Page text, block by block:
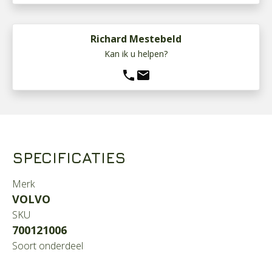
Richard Mestebeld
Kan ik u helpen?
phone mail
SPECIFICATIES
Merk
VOLVO
SKU
700121006
Soort onderdeel